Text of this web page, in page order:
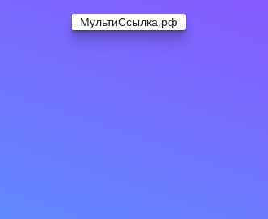
МультиСсылка.рф